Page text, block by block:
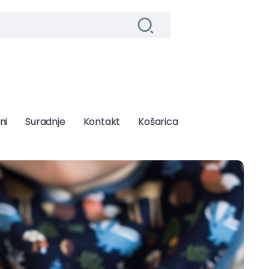
Suradnje Kontakt Košarica
Suradnje Kontakt Košarica